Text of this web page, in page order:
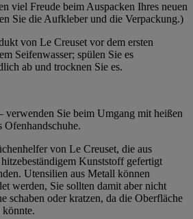
viel Freude beim Auspacken Ihres neuen
Sie die Aufkleber und die Verpackung.)
von Le Creuset vor dem ersten
Seifenwasser; spülen Sie es
ab und trocknen Sie es.
verwenden Sie beim Umgang mit heißen
Ofenhandschuhe.
von Le Creuset, die aus
Kunststoff gefertigt
Utensilien aus Metall können
werden, Sie sollten damit aber nicht
schaben oder kratzen, da die Oberfläche
könnte.